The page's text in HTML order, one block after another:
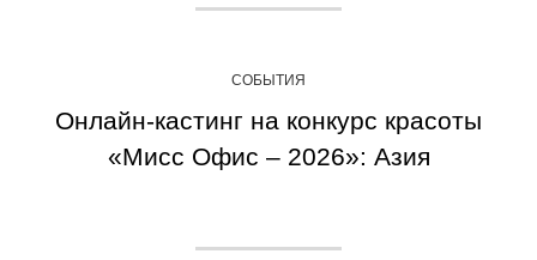
СОБЫТИЯ
Онлайн-кастинг на конкурс красоты
«Мисс Офис – 2026»: Азия